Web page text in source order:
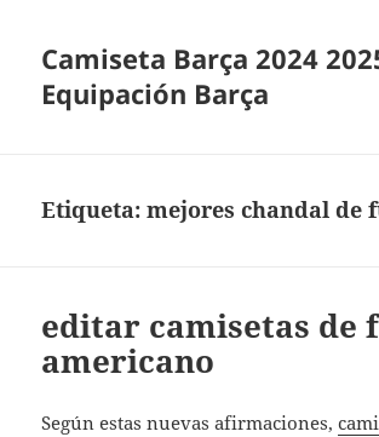
Camiseta Barça 2024
Equipación Barça
Etiqueta:mejores chandal de
editar camisetas de
americano
Según estas nuevas afirmaciones,